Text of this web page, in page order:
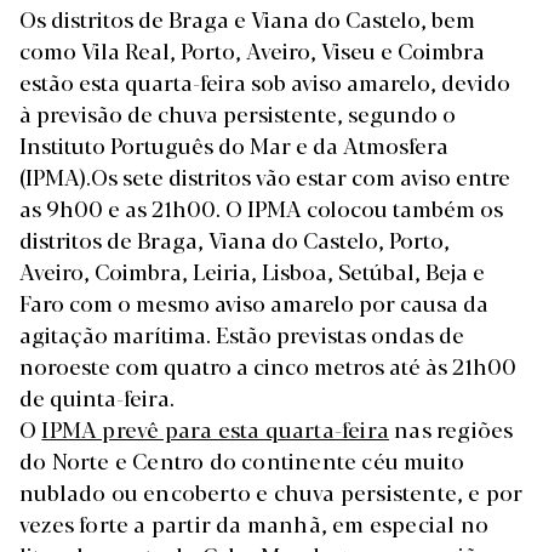
Os distritos de Braga e Viana do Castelo, bem
como Vila Real, Porto, Aveiro, Viseu e Coimbra
estão esta quarta-feira sob aviso amarelo, devido
à previsão de chuva persistente, segundo o
Instituto Português do Mar e da Atmosfera
(IPMA).Os sete distritos vão estar com aviso entre
as 9h00 e as 21h00. O IPMA colocou também os
distritos de Braga, Viana do Castelo, Porto,
Aveiro, Coimbra, Leiria, Lisboa, Setúbal, Beja e
Faro com o mesmo aviso amarelo por causa da
agitação marítima. Estão previstas ondas de
noroeste com quatro a cinco metros até às 21h00
de quinta-feira.
O IPMA prevê para esta quarta-feira nas regiões
do Norte e Centro do continente céu muito
nublado ou encoberto e chuva persistente, e por
vezes forte a partir da manhã, em especial no